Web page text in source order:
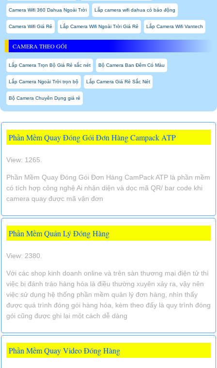
Camera Wifi 360 Dahua Ngoài Trời Lắp camera wifi dahua có báo động
Camera Wifi Giá Rẻ Lắp Camera Wifi Ngoài Trời Giá Rẻ Lắp Camera Wifi Vantech
CAMERA THEO GÓI
Lắp Camera Trọn Bộ Giá Rẻ sắc nét Bộ Camera Ban Đêm Có Màu
Lắp Camera Ngoài Trời trọn bộ Lắp Camera Giá Rẻ Sắc Nét
Bộ Camera Chuyên Dụng giá rẻ
Phần Mềm Quay Đóng Gói Đơn Hàng Campack ATP
View: 1265.
Phần Mềm Quay Đóng Gói Đơn Hàng CamPack ATP là phần mềm
có tích hợp công nghệ Ai nhận diện và dọc mã QR/ bar code khi
camera quay được mã vận đơn
Phần Mềm Quản Lý Đóng Hàng
View: 2380.
Với các shop kinh doanh online và trên sàn thương mại điện tử thì
việc bị đánh tráo hàng hóa là điều thường xuyên xảy ra, vậy nên
việc sử dụng hệ thống phần mềm quản lý đơn hàng, nhìn thấy
được quá trình đóng gói hàng hóa, kèm theo đấy là quy trình đóng
gói cũng được ghi lại một cách dễ dàng
Phần Mềm Quay Video Đóng Hàng